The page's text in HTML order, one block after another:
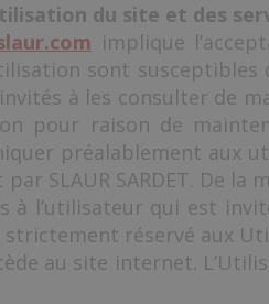
du site et des
implique
sont
à les consulter de
pour raison de
préalablement aux
SLAUR SARDET. De
à l’utilisateur qui est
strictement réservé aux
au site internet.